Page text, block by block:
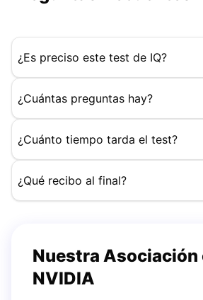
¿Es preciso este test de IQ?
¿Cuántas preguntas hay?
¿Cuánto tiempo tarda el test?
¿Qué recibo al final?
Nuestra Asociación
NVIDIA